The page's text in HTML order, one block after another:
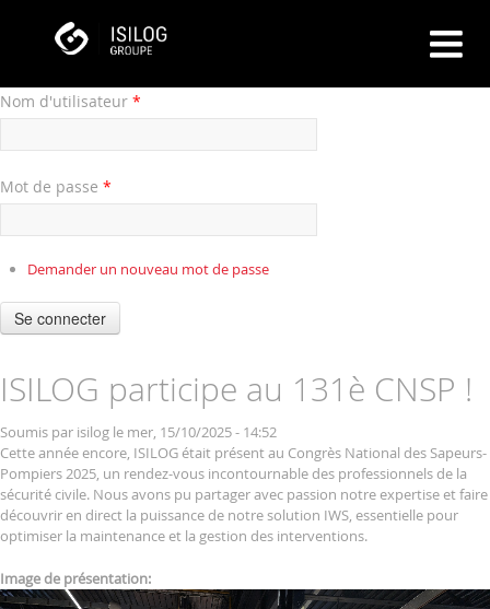
Nom d'utilisateur *
Mot de passe *
Demander un nouveau mot de passe
Se connecter
ISILOG participe au 131è CNSP !
Soumis par isilog le mer, 15/10/2025 - 14:52
Cette année encore, ISILOG était présent au Congrès National des Sapeurs-
Pompiers 2025, un rendez-vous incontournable des professionnels de la
sécurité civile. Nous avons pu partager avec passion notre expertise et faire
découvrir en direct la puissance de notre solution IWS, essentielle pour
optimiser la maintenance et la gestion des interventions.
Image de présentation: